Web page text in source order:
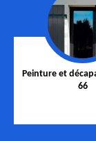
Peinture et
66